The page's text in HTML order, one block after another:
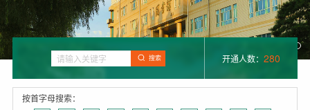
搜索 开通人数： 280
按首字母搜索：